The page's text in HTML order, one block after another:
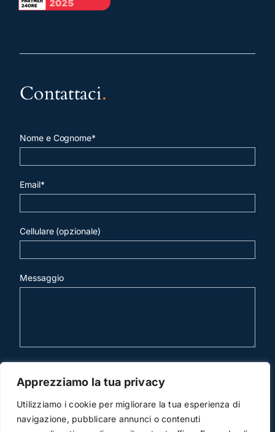
Apprezziamo la tua privacy
Utilizziamo i cookie per migliorare la tua esperienza di
navigazione, pubblicare annunci o contenuti
Contattaci.
Nome e Cognome*
Email*
Cellulare (opzionale)
Messaggio
invia mail